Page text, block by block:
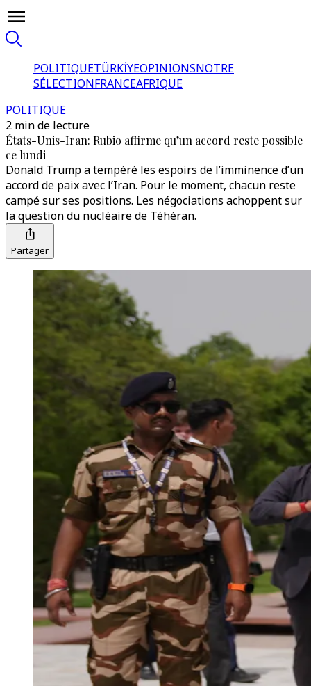
POLITIQUETÜRKİYEOPINIONSNOTRE
SÉLECTIONFRANCEAFRIQUE
POLITIQUE
2 min de lecture
États-Unis-Iran: Rubio affirme qu’un accord reste possible
ce lundi
Donald Trump a tempéré les espoirs de l’imminence d’un
accord de paix avec l’Iran. Pour le moment, chacun reste
campé sur ses positions. Les négociations achoppent sur
la question du nucléaire de Téhéran.
Partager